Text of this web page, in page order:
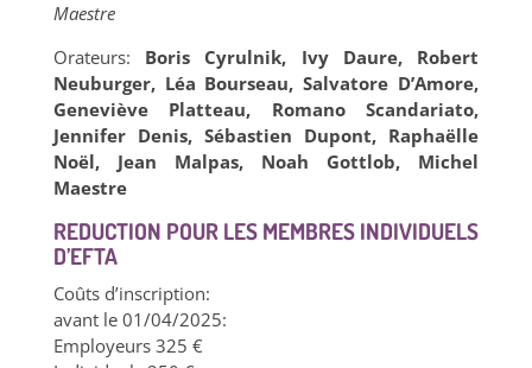
Maestre
Orateurs: Boris Cyrulnik, Ivy Daure, Robert
Neuburger, Léa Bourseau, Salvatore D’Amore,
Geneviève Platteau, Romano Scandariato,
Jennifer Denis, Sébastien Dupont, Raphaëlle
Noël, Jean Malpas, Noah Gottlob, Michel
Maestre
REDUCTION POUR LES MEMBRES INDIVIDUELS
D’EFTA
Coûts d’inscription:
avant le 01/04/2025:
Employeurs 325 €